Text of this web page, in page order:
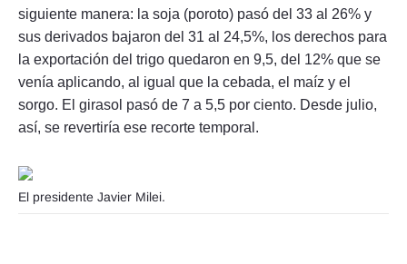
siguiente manera: la soja (poroto) pasó del 33 al 26% y
sus derivados bajaron del 31 al 24,5%, los derechos para
la exportación del trigo quedaron en 9,5, del 12% que se
venía aplicando, al igual que la cebada, el maíz y el
sorgo. El girasol pasó de 7 a 5,5 por ciento. Desde julio,
así, se revertiría ese recorte temporal.
El presidente Javier Milei.